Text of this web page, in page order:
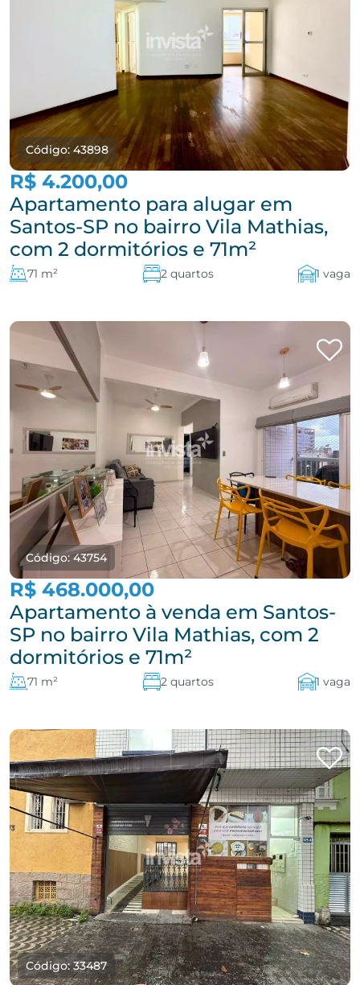
Código: 43898
R$ 4.200,00
Apartamento para alugar em
Santos-SP no bairro Vila Mathias,
com 2 dormitórios e 71m²
71 m² 2 quartos 1 vaga
Código: 43754
R$ 468.000,00
Apartamento à venda em Santos-
SP no bairro Vila Mathias, com 2
dormitórios e 71m²
71 m² 2 quartos 1 vaga
Código: 33487